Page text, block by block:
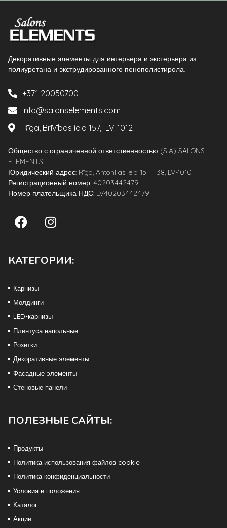
Декоративные элементы для интерьера и экстерьера из
полиуретана и экструдированного пенополистирола.
+371 20050700
info@salonselements.com
Rīga, Brīvības iela 157, LV-1012
Общество с ограниченной ответственностью (SIA) SALONS
ELEMENTS
Юридический адрес: Rīga, Antonijas iela 15 — 38, LV-1010
Регистрационный номер: 40203442479
Номер плательщика НДС: LV40203442479
КАТЕГОРИИ:
Карнизы
Молдинги
LED-карнизы
Плинтуса напольные
Розетки
Декоративные элементы
Фасадные элементы
Стеновые панели
ПОЛЕЗНЫЕ САЙТЫ:
Продукты
Политика использования файлов cookie
Политика конфиденциальности
Условия и положения
Каталог
Акции